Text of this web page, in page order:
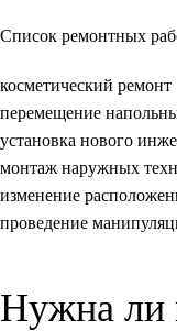
Список ремонтных
косметический ремонт
перемещение
установка нового
монтаж наружных
изменение
проведение
Нужна ли